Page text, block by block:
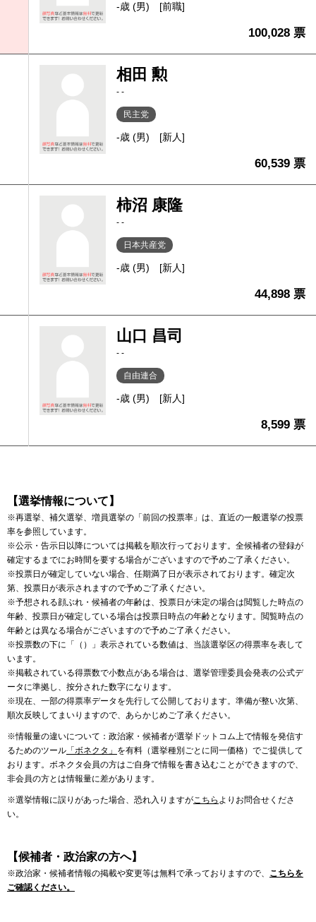
-歳 (男) [前職]
100,028 票
相田 勲
- -
民主党
-歳 (男) [新人]
60,539 票
柿沼 康隆
- -
日本共産党
-歳 (男) [新人]
44,898 票
山口 昌司
- -
自由連合
-歳 (男) [新人]
8,599 票
【選挙情報について】
※再選挙、補欠選挙、増員選挙の「前回の投票率」は、直近の一般選挙の投票
率を参照しています。
※公示・告示日以降については掲載を順次行っております。全候補者の登録が
確定するまでにお時間を要する場合がございますので予めご了承ください。
※投票日が確定していない場合、任期満了日が表示されております。確定次
第、投票日が表示されますので予めご了承ください。
※予想される顔ぶれ・候補者の年齢は、投票日が未定の場合は閲覧した時点の
年齢、投票日が確定している場合は投票日時点の年齢となります。閲覧時点の
年齢とは異なる場合がございますので予めご了承ください。
※投票数の下に「（）」表示されている数値は、当該選挙区の得票率を表して
います。
※掲載されている得票数で小数点がある場合は、選挙管理委員会発表の公式デ
ータに準拠し、按分された数字になります。
※現在、一部の得票率データを先行して公開しております。準備が整い次第、
順次反映してまいりますので、あらかじめご了承ください。
※情報量の違いについて：政治家・候補者が選挙ドットコム上で情報を発信す
るためのツール 「ボネクタ」 を有料（選挙種別ごとに同一価格）でご提供して
おります。ボネクタ会員の方はご自身で情報を書き込むことができますので、
非会員の方とは情報量に差があります。
※選挙情報に誤りがあった場合、恐れ入りますがこちら よりお問合せくださ
い。
【候補者・政治家の方へ】
※政治家・候補者情報の掲載や変更等は無料で承っておりますので、 こちらを
ご確認ください。